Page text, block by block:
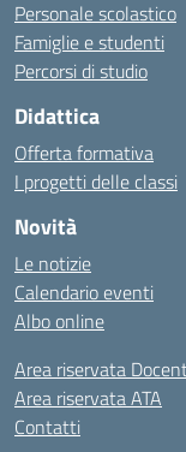
Personale scolastico
Famiglie e studenti
Percorsi di studio
Didattica
Offerta formativa
I progetti delle classi
Novità
Le notizie
Calendario eventi
Albo online
Area riservata
Area riservata ATA
Contatti